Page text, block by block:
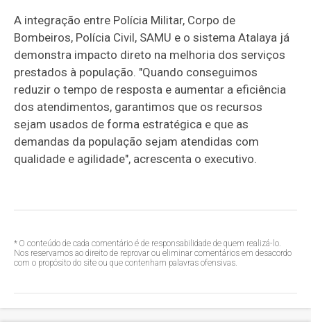
A integração entre Polícia Militar, Corpo de
Bombeiros, Polícia Civil, SAMU e o sistema Atalaya já
demonstra impacto direto na melhoria dos serviços
prestados à população. "Quando conseguimos
reduzir o tempo de resposta e aumentar a eficiência
dos atendimentos, garantimos que os recursos
sejam usados de forma estratégica e que as
demandas da população sejam atendidas com
qualidade e agilidade", acrescenta o executivo.
* O conteúdo de cada comentário é de responsabilidade de quem realizá-lo.
Nos reservamos ao direito de reprovar ou eliminar comentários em desacordo
com o propósito do site ou que contenham palavras ofensivas.